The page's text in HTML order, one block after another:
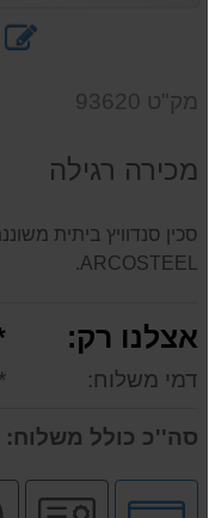
מק"ט 93620
מכירה רגילה
סכין סנדוויץ ביתית
ARCOSTEEL.
אצלנו רק:
דמי משלוח:
סה''כ כולל משלוח:
לחץ